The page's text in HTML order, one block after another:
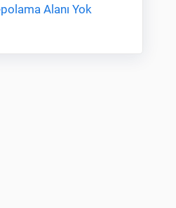
Alanı Yok